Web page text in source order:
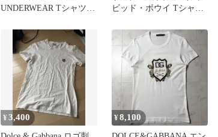
UNDERWEAR Tシャツ
ビッド・ボウイ Tシャツ
¥3,400 ¥8,100